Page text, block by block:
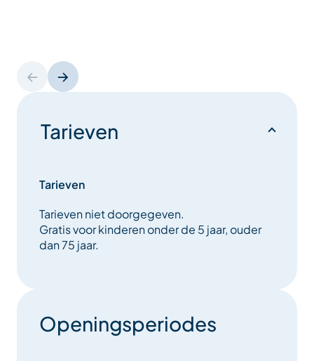
Tarieven
Tarieven
Tarieven niet doorgegeven.
Gratis voor kinderen onder de 5 jaar, ouder
dan 75 jaar.
Openingsperiodes